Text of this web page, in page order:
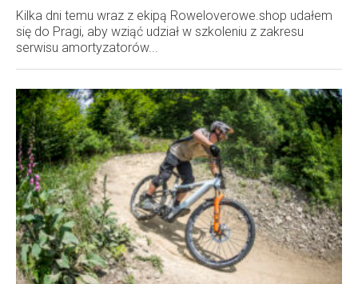
Kilka dni temu wraz z ekipą Roweloverowe.shop udałem
się do Pragi, aby wziąć udział w szkoleniu z zakresu
serwisu amortyzatorów...